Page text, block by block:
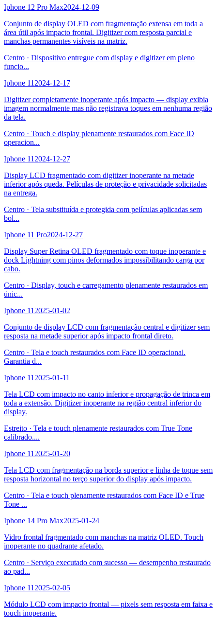
Iphone 12 Pro Max2024-12-09
Conjunto de display OLED com fragmentação extensa em toda a
área útil após impacto frontal. Digitizer com resposta parcial e
manchas permanentes visíveis na matriz.
Centro · Dispositivo entregue com display e digitizer em pleno
funcio...
Iphone 112024-12-17
Digitizer completamente inoperante após impacto — display exibia
imagem normalmente mas não registrava toques em nenhuma região
da tela.
Centro · Touch e display plenamente restaurados com Face ID
operacion...
Iphone 112024-12-27
Display LCD fragmentado com digitizer inoperante na metade
inferior após queda. Películas de proteção e privacidade solicitadas
na entrega.
Centro · Tela substituída e protegida com películas aplicadas sem
bol...
Iphone 11 Pro2024-12-27
Display Super Retina OLED fragmentado com toque inoperante e
dock Lightning com pinos deformados impossibilitando carga por
cabo.
Centro · Display, touch e carregamento plenamente restaurados em
únic...
Iphone 112025-01-02
Conjunto de display LCD com fragmentação central e digitizer sem
resposta na metade superior após impacto frontal direto.
Centro · Tela e touch restaurados com Face ID operacional.
Garantia d...
Iphone 112025-01-11
Tela LCD com impacto no canto inferior e propagação de trinca em
toda a extensão. Digitizer inoperante na região central inferior do
display.
Estreito · Tela e touch plenamente restaurados com True Tone
calibrado....
Iphone 112025-01-20
Tela LCD com fragmentação na borda superior e linha de toque sem
resposta horizontal no terço superior do display após impacto.
Centro · Tela e touch plenamente restaurados com Face ID e True
Tone ...
Iphone 14 Pro Max2025-01-24
Vidro frontal fragmentado com manchas na matriz OLED. Touch
inoperante no quadrante afetado.
Centro · Serviço executado com sucesso — desempenho restaurado
ao pad...
Iphone 112025-02-05
Módulo LCD com impacto frontal — pixels sem resposta em faixa e
touch inoperante.